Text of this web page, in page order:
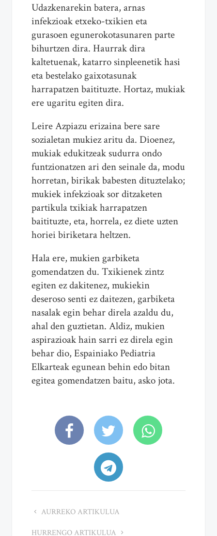
Udazkenarekin batera, arnas
infekzioak etxeko-txikien eta
gurasoen egunerokotasunaren parte
bihurtzen dira. Haurrak dira
kaltetuenak, katarro sinpleenetik hasi
eta bestelako gaixotasunak
harrapatzen baitituzte. Hortaz, mukiak
ere ugaritu egiten dira.
Leire Azpiazu erizaina bere sare
sozialetan mukiez aritu da. Dioenez,
mukiak edukitzeak sudurra ondo
funtzionatzen ari den seinale da, modu
horretan, birikak babesten dituztelako;
mukiek infekzioak sor ditzaketen
partikula txikiak harrapatzen
baitituzte, eta, horrela, ez diete uzten
horiei biriketara heltzen.
Hala ere, mukien garbiketa
gomendatzen du. Txikienek zintz
egiten ez dakitenez, mukiekin
deseroso senti ez daitezen, garbiketa
nasalak egin behar direla azaldu du,
ahal den guztietan. Aldiz, mukien
aspirazioak hain sarri ez direla egin
behar dio, Espainiako Pediatria
Elkarteak egunean behin edo bitan
egitea gomendatzen baitu, asko jota.
AURREKO ARTIKULUA
HURRENGO ARTIKULUA